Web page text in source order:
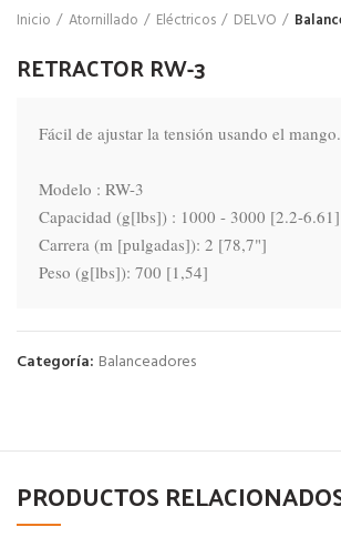
Inicio Atornillado Eléctricos DELVO
RETRACTOR RW-3
Fácil de ajustar la tensión usando el mango.
Modelo : RW-3
Capacidad (g[lbs]) : 1000 - 3000 [2.2-6.61]
Carrera (m [pulgadas]): 2 [78,7"]
Peso (g[lbs]): 700 [1,54]
Categoría: Balanceadores
PRODUCTOS